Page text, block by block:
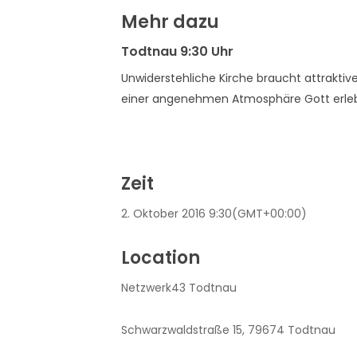
Mehr dazu
Todtnau 9:30 Uhr
Unwiderstehliche Kirche braucht
einer angenehmen Atmosphäre Gott
Zeit
2. Oktober 2016 9:30(GMT+00:00)
Location
Netzwerk43 Todtnau
Schwarzwaldstraße 15, 79674 Todtnau